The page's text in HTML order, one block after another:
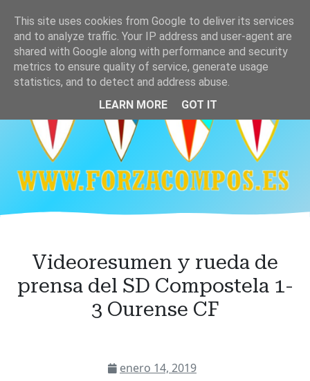
contenido
principal
Videoresumen y rueda de
prensa del SD Compostela 1-
3 Ourense CF
enero 14, 2019
This site uses cookies from Google to deliver its services
and to analyze traffic. Your IP address and user-agent are
shared with Google along with performance and security
metrics to ensure quality of service, generate usage
statistics, and to detect and address abuse.
LEARN MORE
GOT IT